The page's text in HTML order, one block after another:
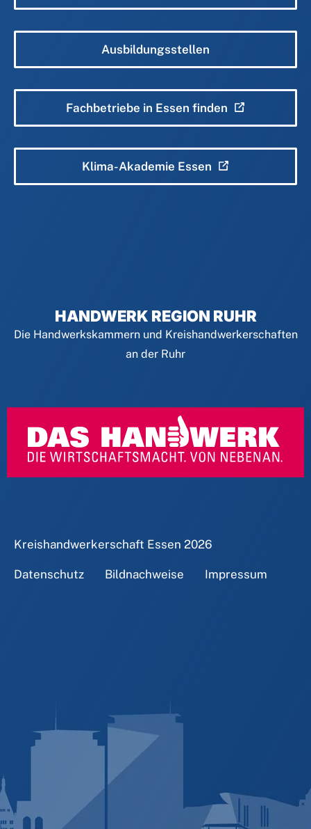
Ausbildungsstellen
Fachbetriebe in Essen finden
Klima-Akademie Essen
HANDWERK REGION RUHR
Die Handwerkskammern und Kreishandwerkerschaften
an der Ruhr
Kreishandwerkerschaft Essen 2026
Datenschutz Bildnachweise Impressum